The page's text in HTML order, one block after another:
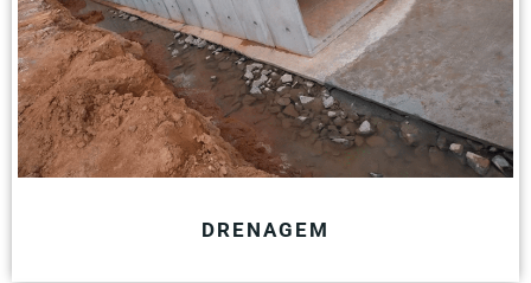
DRENAGEM